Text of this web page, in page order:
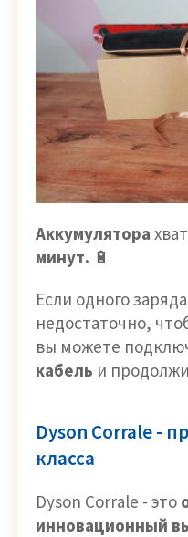
Аккумулятора
минут. 🔋
Если одного
недостаточно,
вы можете
кабель и
Dyson Corrale -
класса
Dyson Corrale - это
инновационный